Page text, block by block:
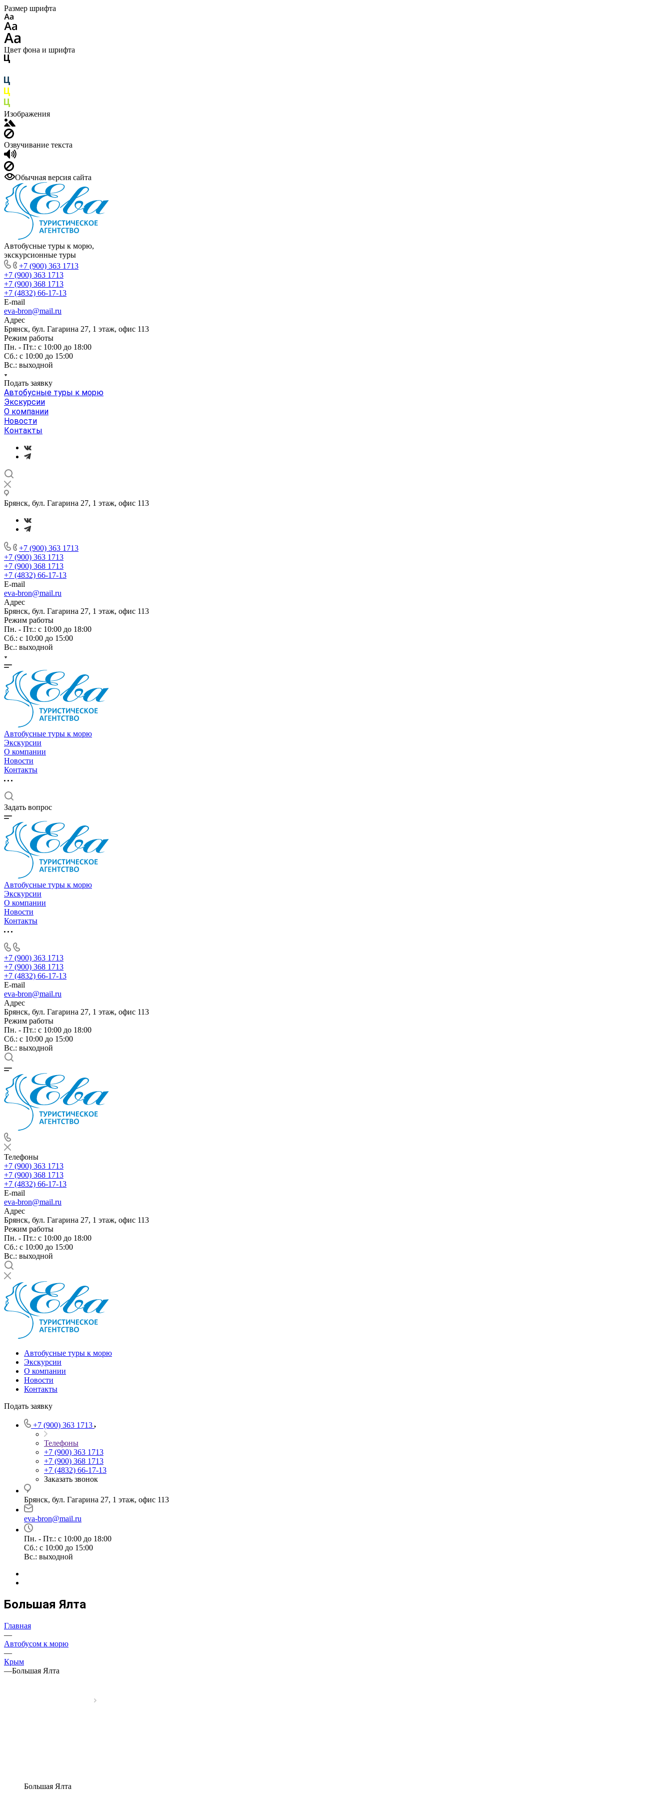
Размер шрифта
Цвет фона и шрифта
Изображения
Озвучивание текста
Обычная версия сайта
Автобусные туры к морю,
экскурсионные туры
+7 (900) 363 1713
+7 (900) 363 1713
+7 (900) 368 1713
+7 (4832) 66-17-13
E-mail
eva-bron@mail.ru
Адрес
Брянск, бул. Гагарина 27, 1 этаж, офис 113
Режим работы
Пн. - Пт.: с 10:00 до 18:00
Cб.: с 10:00 до 15:00
Вс.: выходной
Подать заявку
Автобусные туры к морю
Экскурсии
О компании
Новости
Контакты
Брянск, бул. Гагарина 27, 1 этаж, офис 113
+7 (900) 363 1713
+7 (900) 363 1713
+7 (900) 368 1713
+7 (4832) 66-17-13
E-mail
eva-bron@mail.ru
Адрес
Брянск, бул. Гагарина 27, 1 этаж, офис 113
Режим работы
Пн. - Пт.: с 10:00 до 18:00
Cб.: с 10:00 до 15:00
Вс.: выходной
Автобусные туры к морю
Экскурсии
О компании
Новости
Контакты
Задать вопрос
Автобусные туры к морю
Экскурсии
О компании
Новости
Контакты
+7 (900) 363 1713
+7 (900) 368 1713
+7 (4832) 66-17-13
E-mail
eva-bron@mail.ru
Адрес
Брянск, бул. Гагарина 27, 1 этаж, офис 113
Режим работы
Пн. - Пт.: с 10:00 до 18:00
Cб.: с 10:00 до 15:00
Вс.: выходной
Телефоны
+7 (900) 363 1713
+7 (900) 368 1713
+7 (4832) 66-17-13
E-mail
eva-bron@mail.ru
Адрес
Брянск, бул. Гагарина 27, 1 этаж, офис 113
Режим работы
Пн. - Пт.: с 10:00 до 18:00
Cб.: с 10:00 до 15:00
Вс.: выходной
Автобусные туры к морю
Экскурсии
О компании
Новости
Контакты
Подать заявку
+7 (900) 363 1713
Телефоны
+7 (900) 363 1713
+7 (900) 368 1713
+7 (4832) 66-17-13
Заказать звонок
Брянск, бул. Гагарина 27, 1 этаж, офис 113
eva-bron@mail.ru
Пн. - Пт.: с 10:00 до 18:00
Cб.: с 10:00 до 15:00
Вс.: выходной
Большая Ялта
Главная
—
Автобусом к морю
—
Крым
—Большая Ялта
Большая Ялта